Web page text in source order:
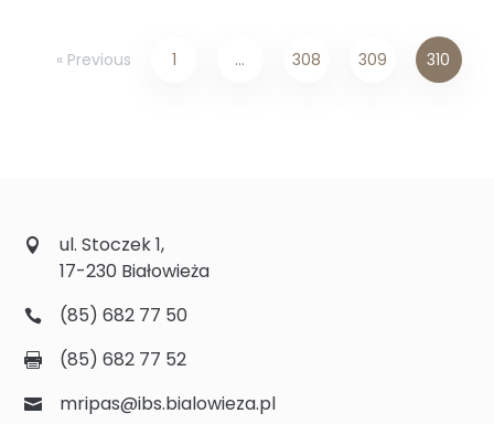
« Previous 1 … 308 309 310
ul. Stoczek 1,
17-230 Białowieża
(85) 682 77 50
(85) 682 77 52
mripas@ibs.bialowieza.pl